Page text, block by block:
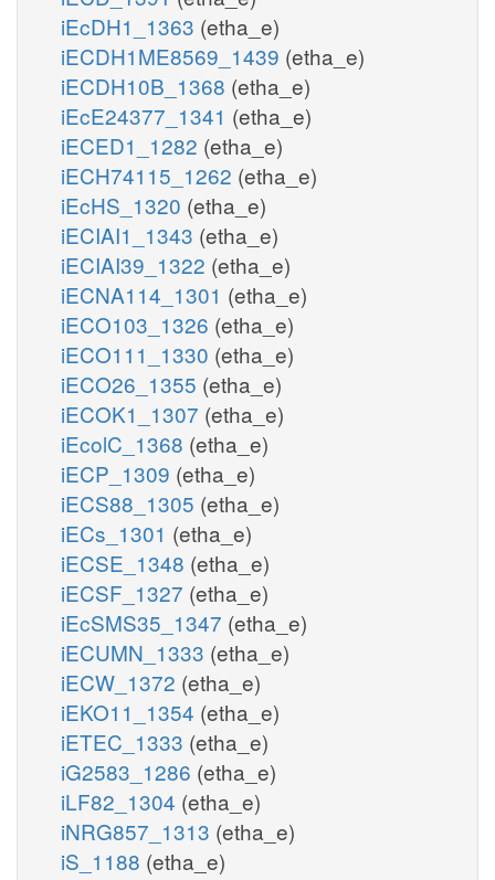
iEcDH1_1363 (etha_e)
iECDH1ME8569_1439 (etha_e)
iECDH10B_1368 (etha_e)
iEcE24377_1341 (etha_e)
iECED1_1282 (etha_e)
iECH74115_1262 (etha_e)
iEcHS_1320 (etha_e)
iECIAI1_1343 (etha_e)
iECIAI39_1322 (etha_e)
iECNA114_1301 (etha_e)
iECO103_1326 (etha_e)
iECO111_1330 (etha_e)
iECO26_1355 (etha_e)
iECOK1_1307 (etha_e)
iEcolC_1368 (etha_e)
iECP_1309 (etha_e)
iECS88_1305 (etha_e)
iECs_1301 (etha_e)
iECSE_1348 (etha_e)
iECSF_1327 (etha_e)
iEcSMS35_1347 (etha_e)
iECUMN_1333 (etha_e)
iECW_1372 (etha_e)
iEKO11_1354 (etha_e)
iETEC_1333 (etha_e)
iG2583_1286 (etha_e)
iLF82_1304 (etha_e)
iNRG857_1313 (etha_e)
iS_1188 (etha_e)